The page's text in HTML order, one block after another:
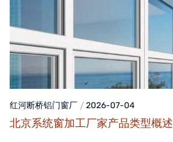
红河断桥铝门窗厂 2026-07-04
北京系统窗加工厂家产品类型概述